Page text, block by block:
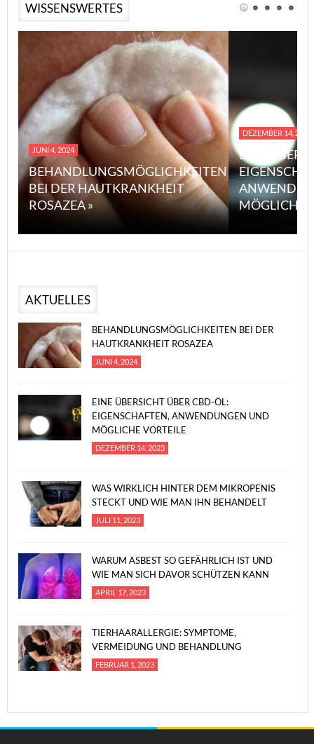
WISSENSWERTES
JUNI 4, 2024
BEHANDLUNGSMÖGLICHKEITEN
BEI DER HAUTKRANKHEIT
ROSAZEA »
DEZEMBER 14, 2023
EINE
MÖGLICHE
AKTUELLES
BEHANDLUNGSMÖGLICHKEITEN BEI DER
HAUTKRANKHEIT ROSAZEA
JUNI 4, 2024
EINE ÜBERSICHT ÜBER CBD-ÖL:
EIGENSCHAFTEN, ANWENDUNGEN UND
MÖGLICHE VORTEILE
DEZEMBER 14, 2023
WAS WIRKLICH HINTER DEM MIKROPENIS
STECKT UND WIE MAN IHN BEHANDELT
JULI 11, 2023
WARUM ASBEST SO GEFÄHRLICH IST UND
WIE MAN SICH DAVOR SCHÜTZEN KANN
APRIL 17, 2023
TIERHAARALLERGIE: SYMPTOME,
VERMEIDUNG UND BEHANDLUNG
FEBRUAR 1, 2023